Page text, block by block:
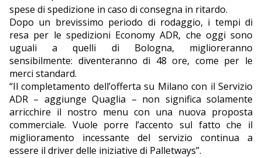
spese di spedizione in caso di consegna in ritardo.
Dopo un brevissimo periodo di rodaggio, i tempi di
resa per le spedizioni Economy ADR, che oggi sono
uguali a quelli di Bologna, miglioreranno
sensibilmente: diventeranno di 48 ore, come per le
merci standard.
“Il completamento dell’offerta su Milano con il Servizio
ADR – aggiunge Quaglia – non significa solamente
arricchire il nostro menu con una nuova proposta
commerciale. Vuole porre l’accento sul fatto che il
miglioramento incessante del servizio continua a
essere il driver delle iniziative di Palletways”.